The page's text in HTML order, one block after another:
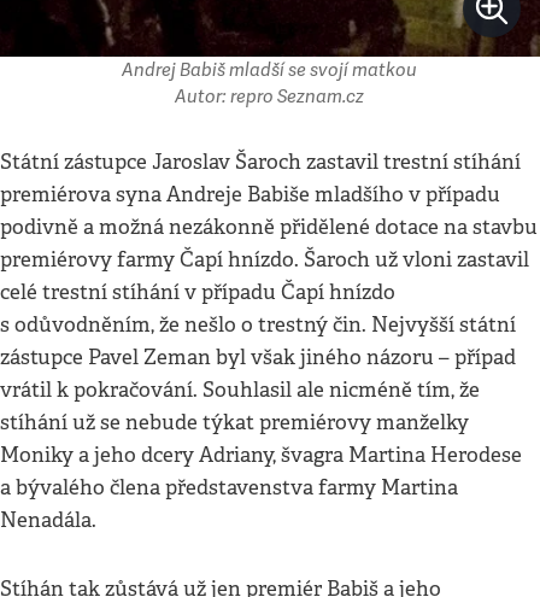
Andrej Babiš mladší se svojí matkou
Autor: repro Seznam.cz
Státní zástupce Jaroslav Šaroch zastavil trestní stíhání
premiérova syna Andreje Babiše mladšího v případu
podivně a možná nezákonně přidělené dotace na stavbu
premiérovy farmy Čapí hnízdo. Šaroch už vloni zastavil
celé trestní stíhání v případu Čapí hnízdo
s odůvodněním, že nešlo o trestný čin. Nejvyšší státní
zástupce Pavel Zeman byl však jiného názoru – případ
vrátil k pokračování. Souhlasil ale nicméně tím, že
stíhání už se nebude týkat premiérovy manželky
Moniky a jeho dcery Adriany, švagra Martina Herodese
a bývalého člena představenstva farmy Martina
Nenadála.
Stíhán tak zůstává už jen premiér Babiš a jeho